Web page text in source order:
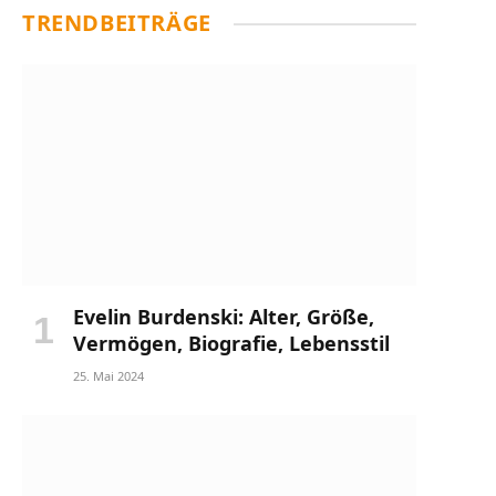
TRENDBEITRÄGE
Evelin Burdenski: Alter, Größe,
Vermögen, Biografie, Lebensstil
25. Mai 2024